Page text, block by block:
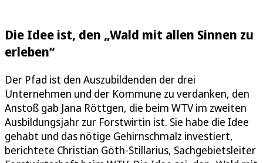
Die Idee ist, den „Wald mit allen Sinnen zu
erleben“
Der Pfad ist den Auszubildenden der drei
Unternehmen und der Kommune zu verdanken, den
Anstoß gab Jana Röttgen, die beim WTV im zweiten
Ausbildungsjahr zur Forstwirtin ist. Sie habe die Idee
gehabt und das nötige Gehirnschmalz investiert,
berichtete Christian Göth-Stillarius, Sachgebietsleiter